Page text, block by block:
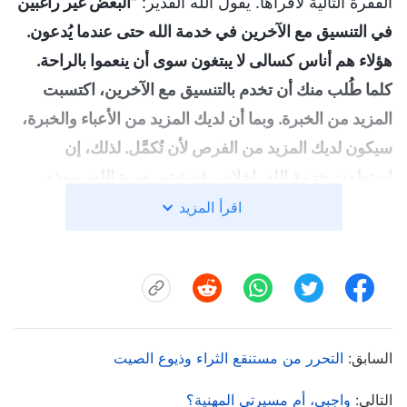
في التنسيق مع الآخرين في خدمة الله حتى عندما يُدعون.
هؤلاء هم أناس كسالى لا يبتغون سوى أن ينعموا بالراحة.
كلما طُلب منك أن تخدم بالتنسيق مع الآخرين، اكتسبت
المزيد من الخبرة. وبما أن لديك المزيد من الأعباء والخبرة،
سيكون لديك المزيد من الفرص لأن تُكمَّل. لذلك، إن
الطريقة سيكون لديك المزيد من الفرص لأن يُكمّلَك الله؛ إذ
للاهتمام بعبء الله، وكمَّلك الله وربحك أكثر، حتى تصبح
البعض ممَنْ لا يحملون أي أعباء من أجل الكنيسة. هؤلاء
اقرأ المزيد
السابق: التحرر من مستنقع الثراء وذيوع الصيت
التالي: واجبي، أم مسيرتي المهنية؟